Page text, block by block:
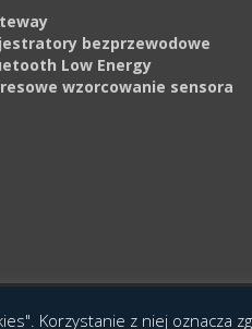
bezprzewodowe
Low Energy
wzorcowanie sensora
Agencja Interaktywna Epoka (e-
Korzystanie z niej oznacza